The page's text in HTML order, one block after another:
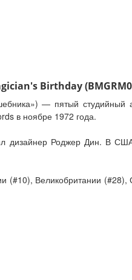
Birthday
— пятый
в ноябре 1972 года.
дизайнер Роджер Дин. В
(#10), Великобритании